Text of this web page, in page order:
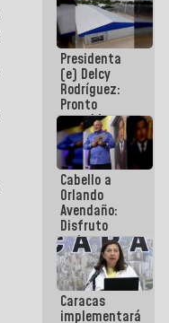
Presidenta
(e) Delcy
Rodríguez:
Pronto
restableceremos
las
operaciones
en el
Aeropuerto
Internacional
de
Maiquetía
Cabello a
Orlando
Avendaño:
Disfruto
cada vez
que escribes
porque lo
que haces
es
embarrarla
Caracas
implementará